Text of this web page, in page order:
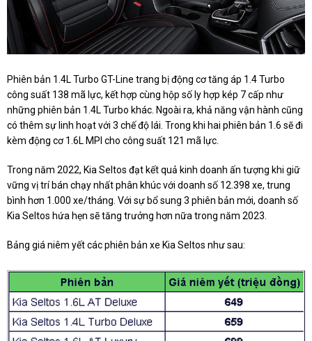
Phiên bản 1.4L Turbo GT-Line trang bị động cơ tăng áp 1.4 Turbo
công suất 138 mã lực, kết hợp cùng hộp số ly hợp kép 7 cấp như
những phiên bản 1.4L Turbo khác. Ngoài ra, khả năng vận hành cũng
có thêm sự linh hoạt với 3 chế độ lái. Trong khi hai phiên bản 1.6 sẽ đi
kèm động cơ 1.6L MPI cho công suất 121 mã lực.
Trong năm 2022, Kia Seltos đạt kết quả kinh doanh ấn tượng khi giữ
vững vị trí bán chạy nhất phân khúc với doanh số 12.398 xe, trung
bình hơn 1.000 xe/tháng. Với sự bổ sung 3 phiên bản mới, doanh số
Kia Seltos hứa hẹn sẽ tăng trưởng hơn nữa trong năm 2023.
Bảng giá niêm yết các phiên bản xe Kia Seltos như sau: